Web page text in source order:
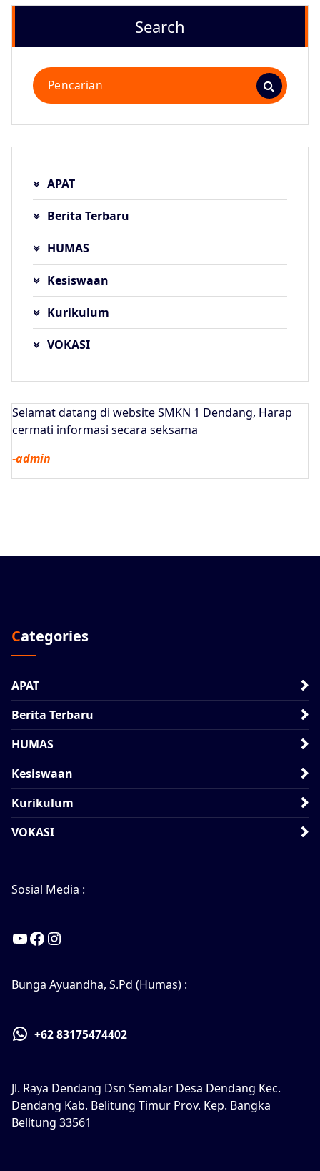
Search
Pencarian
untuk:
APAT
Berita Terbaru
HUMAS
Kesiswaan
Kurikulum
VOKASI
Selamat datang di website SMKN 1 Dendang, Harap
cermati informasi secara seksama
-admin
Categories
APAT
Berita Terbaru
HUMAS
Kesiswaan
Kurikulum
VOKASI
Sosial Media :
YouTube
Facebook
Bunga Ayuandha, S.Pd (Humas) :
+62 83175474402
Jl. Raya Dendang Dsn Semalar Desa Dendang Kec.
Dendang Kab. Belitung Timur Prov. Kep. Bangka
Belitung 33561